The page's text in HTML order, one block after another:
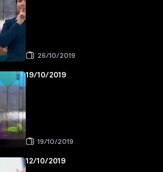
26/10/2019
19/10/2019
19/10/2019
12/10/2019